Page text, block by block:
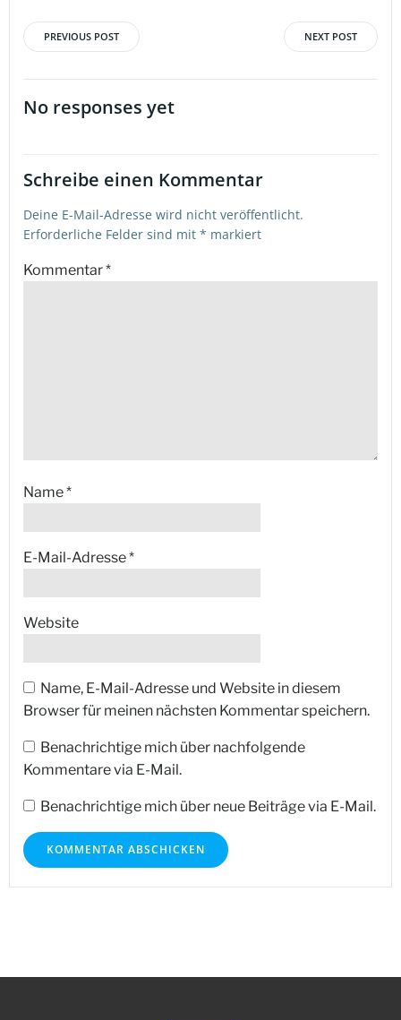
Beitragsnavigation
PREVIOUS POST NEXT POST
No responses yet
Schreibe einen Kommentar
Deine E-Mail-Adresse wird nicht veröffentlicht.
Erforderliche Felder sind mit * markiert
Kommentar*
Name*
E-Mail-Adresse*
Website
Name, E-Mail-Adresse und Website in diesem
Browser für meinen nächsten Kommentar speichern.
Benachrichtige mich über nachfolgende
Kommentare via E-Mail.
Benachrichtige mich über neue Beiträge via E-Mail.